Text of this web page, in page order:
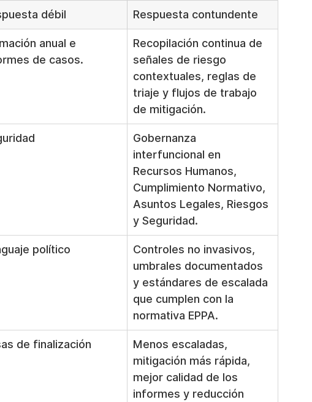
débil Respuesta contundente
anual e
de casos.
Recopilación continua de
señales de riesgo
contextuales, reglas de
triaje y flujos de trabajo
de mitigación.
Gobernanza
interfuncional en
Recursos Humanos,
Cumplimiento Normativo,
Asuntos Legales, Riesgos
y Seguridad.
político
Controles no invasivos,
umbrales documentados
y estándares de escalada
que cumplen con la
normativa EPPA.
de finalización
Menos escaladas,
mitigación más rápida,
mejor calidad de los
informes y reducción